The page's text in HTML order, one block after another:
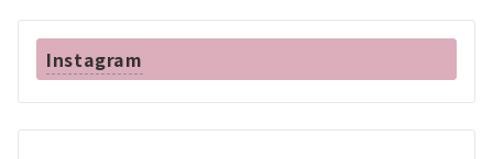
Instagram